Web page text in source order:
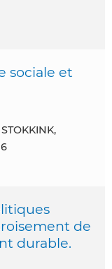
sociale et
de
durable.